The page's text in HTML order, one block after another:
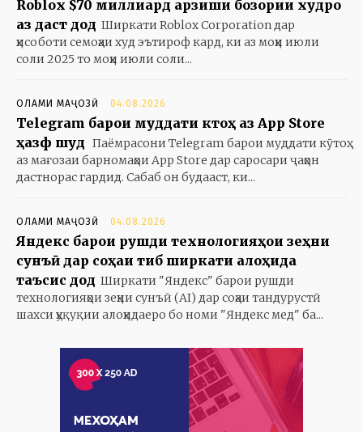
Roblox $70 миллиард арзиши бозории худро
аз даст дод Ширкати Roblox Corporation дар
ҳисоботи семоҳаи худ эътироф кард, ки аз моҳи июли
соли 2025 то моҳи июли соли...
ОЛАМИ МАҶОЗӢ 04.08.2026
Telegram барои муддати кӯтоҳ аз App Store
ҳазф шуд Паёмрасони Telegram барои муддати кӯтоҳ
аз мағозаи барномаҳои App Store дар саросари ҷаҳон
дастнорас гардид. Сабаб он будааст, ки...
ОЛАМИ МАҶОЗӢ 04.08.2026
Яндекс барои рушди технологияҳои зеҳни
сунъӣ дар соҳаи тиб ширкати алоҳида
таъсис дод Ширкати "Яндекс" барои рушди
технологияҳои зеҳни сунъӣ (AI) дар соҳаи тандурустӣ
шахси ҳуқуқии алоҳидаеро бо номи "Яндекс мед" ба...